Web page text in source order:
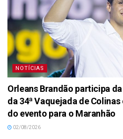
NOTÍCIAS
Orleans Brandão participa
da 34ª Vaquejada de
do evento para o Maranhão
02/08/2026